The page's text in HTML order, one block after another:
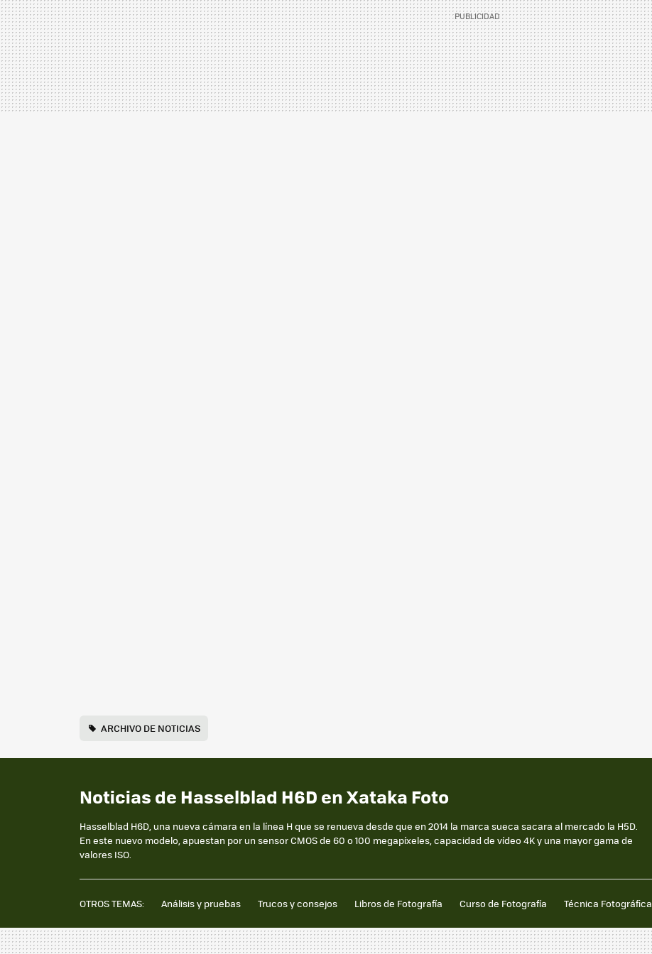
ARCHIVO DE NOTICIAS
Noticias de Hasselblad H6D en Xataka Foto
Hasselblad H6D, una nueva cámara en la línea H que se renueva desde que en 2014 la marca sueca sacara al mercado la H5D.
En este nuevo modelo, apuestan por un sensor CMOS de 60 o 100 megapíxeles, capacidad de vídeo 4K y una mayor gama de
valores ISO.
OTROS TEMAS: Análisis y pruebas Trucos y consejos Libros de Fotografía Curso de Fotografía Técnica Fotográfica